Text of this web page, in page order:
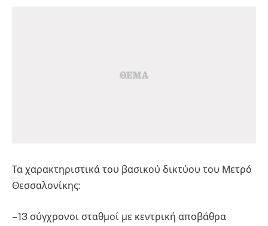
Τα χαρακτηριστικά του βασικού δικτύου του Μετρό
Θεσσαλονίκης:
– 13 σύγχρονοι σταθμοί με κεντρική αποβάθρα